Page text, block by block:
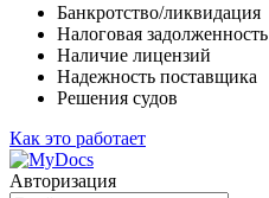
Банкротство/ликвидация
Налоговая задолженность
Наличие лицензий
Надежность поставщика
Решения судов
Как это работает
Авторизация